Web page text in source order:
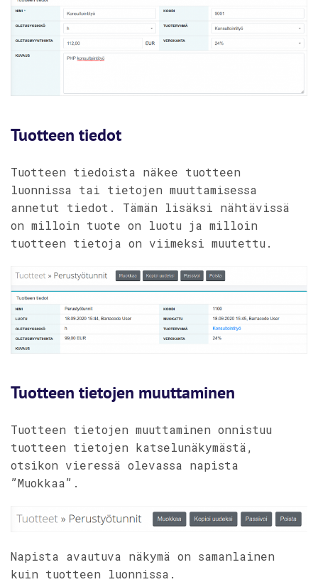
Tuotteen tiedot
Tuotteen tiedoista näkee tuotteen
luonnissa tai tietojen muuttamisessa
annetut tiedot. Tämän lisäksi nähtävissä
on milloin tuote on luotu ja milloin
tuotteen tietoja on viimeksi muutettu.
Tuotteen tietojen muuttaminen
Tuotteen tietojen muuttaminen onnistuu
tuotteen tietojen katselunäkymästä,
otsikon vieressä olevassa napista
”Muokkaa”.
Napista avautuva näkymä on samanlainen
kuin tuotteen luonnissa.